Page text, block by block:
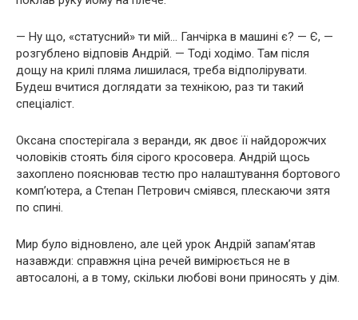
— Ну що, «статусний» ти мій… Ганчірка в машині є? — Є, —
розгублено відповів Андрій. — Тоді ходімо. Там після
дощу на крилі пляма лишилася, треба відполірувати.
Будеш вчитися доглядати за технікою, раз ти такий
спеціаліст.
Оксана спостерігала з веранди, як двоє її найдорожчих
чоловіків стоять біля сірого кросовера. Андрій щось
захоплено пояснював тестю про налаштування бортового
комп’ютера, а Степан Петрович сміявся, плескаючи зятя
по спині.
Мир було відновлено, але цей урок Андрій запам’ятав
назавжди: справжня ціна речей вимірюється не в
автосалоні, а в тому, скільки любові вони приносять у дім.